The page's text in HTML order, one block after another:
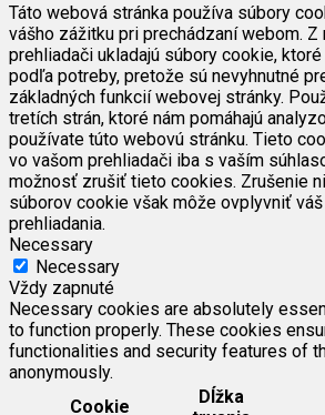
Táto webová stránka používa súbory
vášho zážitku pri prechádzaní webom. Z
prehliadači ukladajú súbory cookie,
podľa potreby, pretože sú nevyhnutné
základných funkcií webovej stránky.
tretích strán, ktoré nám pomáhajú
používate túto webovú stránku. Tieto
vo vašom prehliadači iba s vaším
možnosť zrušiť tieto cookies. Zrušenie
súborov cookie však môže ovplyvniť
prehliadania.
Necessary
Necessary
Vždy zapnuté
Necessary cookies are absolutely
to function properly. These cookies
functionalities and security features of
anonymously.
Cookie
Dĺžka